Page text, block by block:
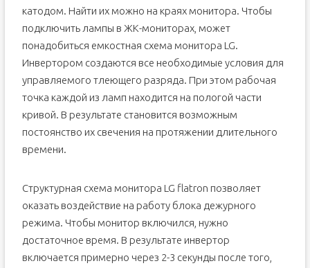
катодом. Найти их можно на краях монитора. Чтобы
подключить лампы в ЖК-мониторах, может
понадобиться емкостная схема монитора LG.
Инвертором создаются все необходимые условия для
управляемого тлеющего разряда. При этом рабочая
точка каждой из ламп находится на пологой части
кривой. В результате становится возможным
постоянство их свечения на протяжении длительного
времени.
Структурная схема монитора LG flatron позволяет
оказать воздействие на работу блока дежурного
режима. Чтобы монитор включился, нужно
достаточное время. В результате инвертор
включается примерно через 2-3 секунды после того,